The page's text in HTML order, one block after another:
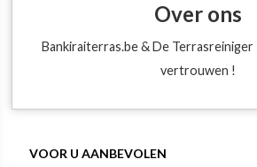
Over ons
Bankiraiterras.be & De Terrasreiniger
vertrouwen !
VOOR U AANBEVOLEN